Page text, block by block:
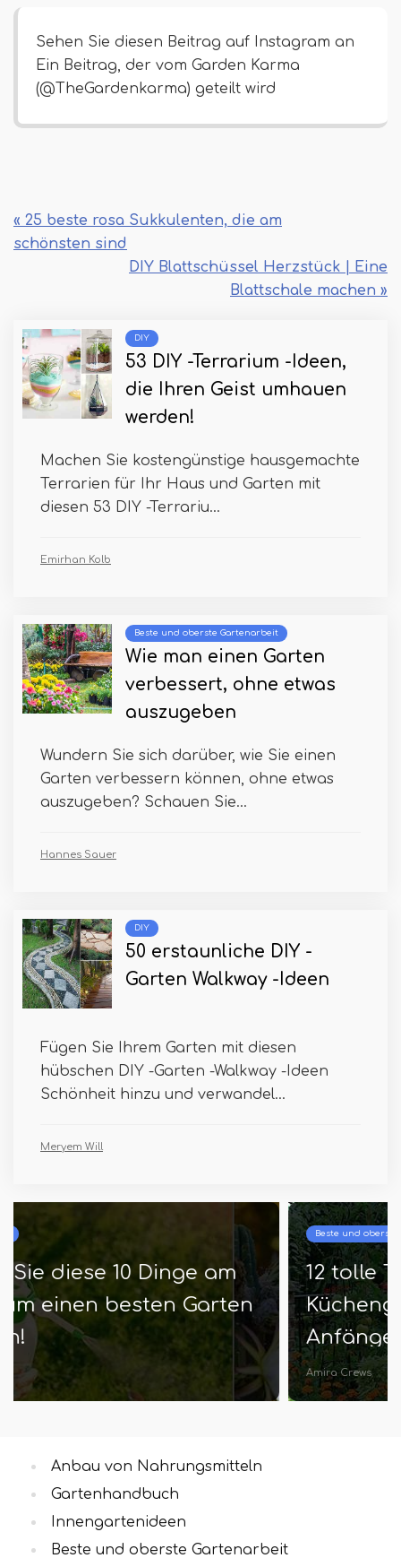
Sehen Sie diesen Beitrag auf Instagram an
Ein Beitrag, der vom Garden Karma
(@TheGardenkarma) geteilt wird
« 25 beste rosa Sukkulenten, die am
schönsten sind
DIY Blattschüssel Herzstück | Eine
Blattschale machen »
DIY
53 DIY -Terrarium -Ideen,
die Ihren Geist umhauen
werden!
Machen Sie kostengünstige hausgemachte
Terrarien für Ihr Haus und Garten mit
diesen 53 DIY -Terrariu...
Emirhan Kolb
Beste und oberste Gartenarbeit
Wie man einen Garten
verbessert, ohne etwas
auszugeben
Wundern Sie sich darüber, wie Sie einen
Garten verbessern können, ohne etwas
auszugeben? Schauen Sie...
Hannes Sauer
DIY
50 erstaunliche DIY -
Garten Walkway -Ideen
Fügen Sie Ihrem Garten mit diesen
hübschen DIY -Garten -Walkway -Ideen
Schönheit hinzu und verwandel...
Meryem Will
12 tolle Tipps zum Starten eines
Küchengartens, den jeder
Anfänger wissen sollte!
Amira Crews
Anbau von Nahrungsmitteln
Gartenhandbuch
Innengartenideen
Beste und oberste Gartenarbeit